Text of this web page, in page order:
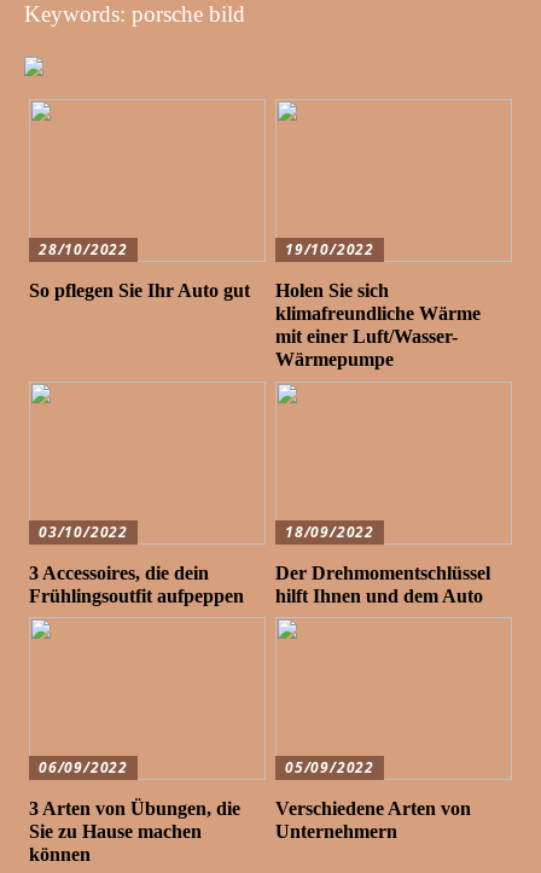
Keywords: porsche bild
28/10/2022
So pflegen Sie Ihr Auto gut
19/10/2022
Holen Sie sich
klimafreundliche Wärme
mit einer Luft/Wasser-
Wärmepumpe
03/10/2022
3 Accessoires, die dein
Frühlingsoutfit aufpeppen
18/09/2022
Der Drehmomentschlüssel
hilft Ihnen und dem Auto
06/09/2022
3 Arten von Übungen, die
Sie zu Hause machen
können
05/09/2022
Verschiedene Arten von
Unternehmern